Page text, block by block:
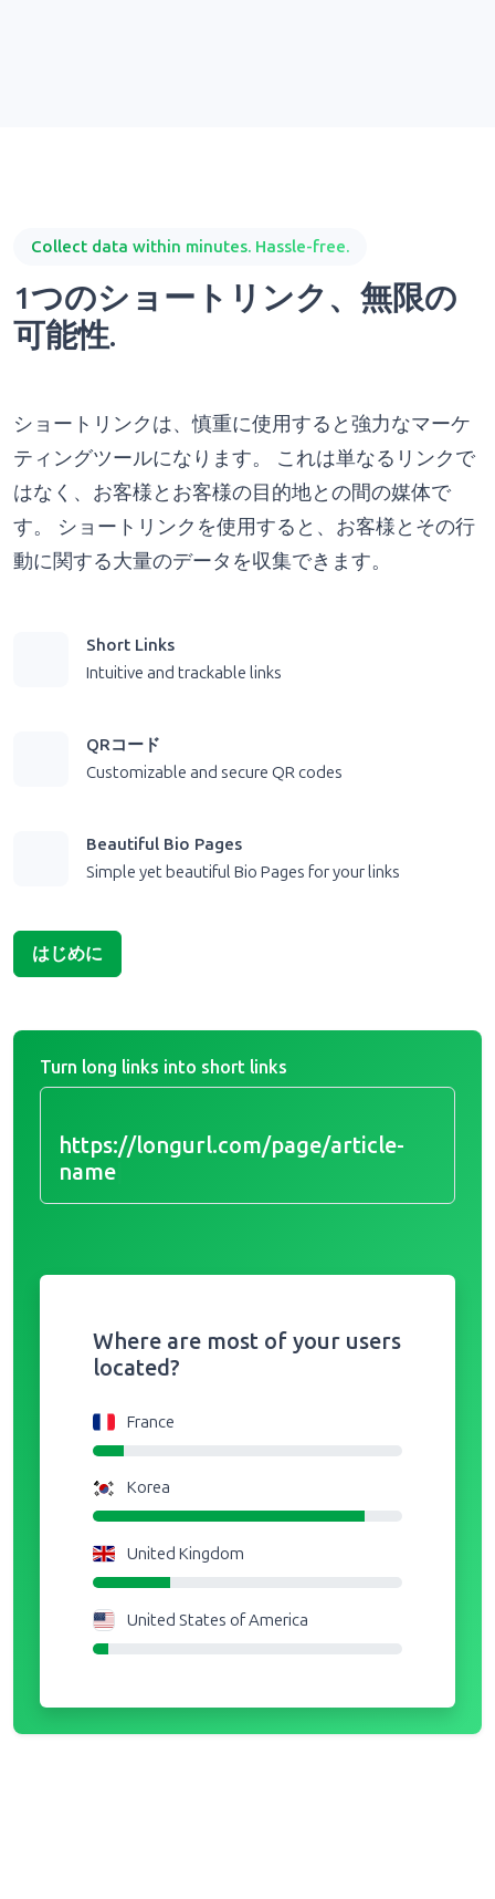
Collect data within minutes. Hassle-free.
1つのショートリンク、無限の
可能性.
ショートリンクは、慎重に使用すると強力なマーケ
ティングツールになります。 これは単なるリンクで
はなく、お客様とお客様の目的地との間の媒体で
す。 ショートリンクを使用すると、お客様とその行
動に関する大量のデータを収集できます。
Short Links
Intuitive and trackable links
QRコード
Customizable and secure QR codes
Beautiful Bio Pages
Simple yet beautiful Bio Pages for your links
はじめに
Turn long links into short links
https://longurl.com/page/article-
nam|
Where are most of your users
located?
France
Korea
United Kingdom
United States of America